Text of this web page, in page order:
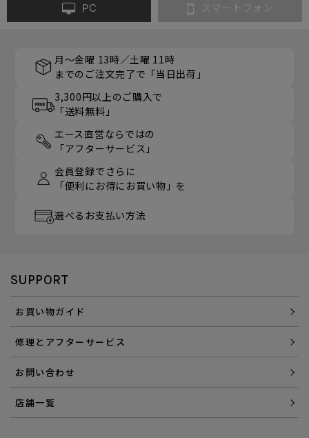
PC スマートフォン
月～金曜 13時／土曜 11時
までのご注文完了で「当日出荷」
3,300円以上のご購入で
「送料無料」
エース直営ならではの
「アフターサービス」
会員登録でさらに
「便利にお得にお買い物」を
選べるお支払い方法
SUPPORT
お買い物ガイド
修理とアフターサービス
お問い合わせ
店舗一覧